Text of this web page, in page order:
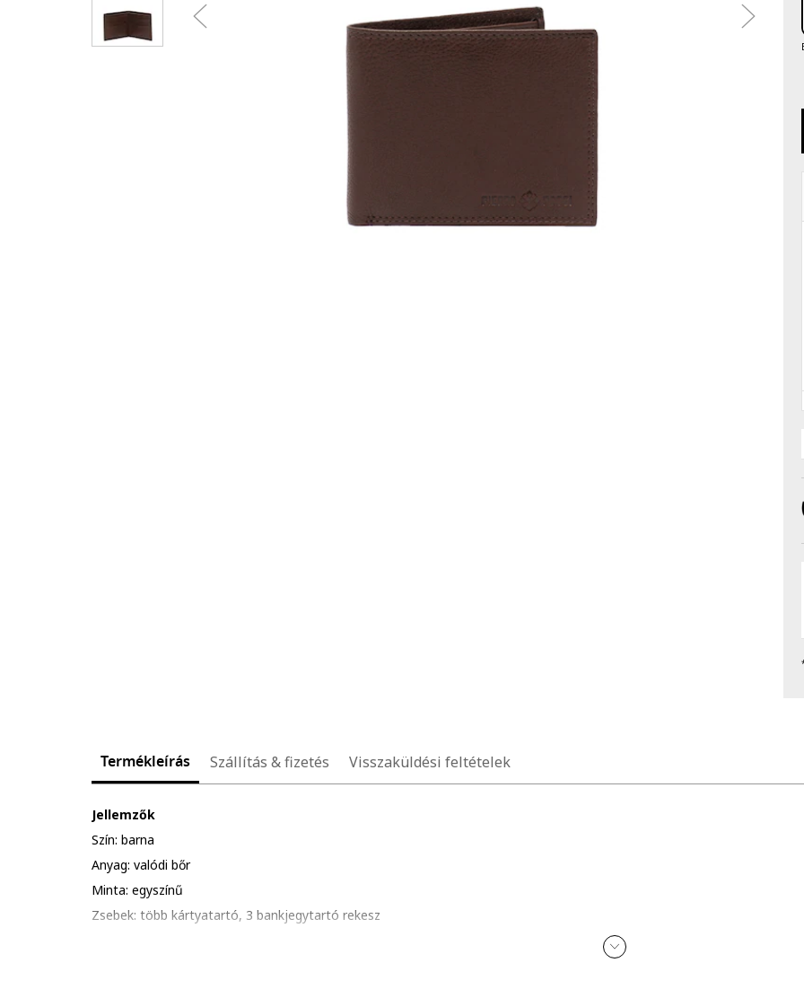
Termékleírás Szállítás & fizetés Visszaküldési feltételek
Jellemzők
Szín: barna
Anyag: valódi bőr
Minta: egyszínű
Zsebek: több kártyatartó, 3 bankjegytartó rekesz
Részletek: különleges bélés, mely segít megvédeni a bankkártyák rfid chipjeit az indokolatlan szkennelésektől,